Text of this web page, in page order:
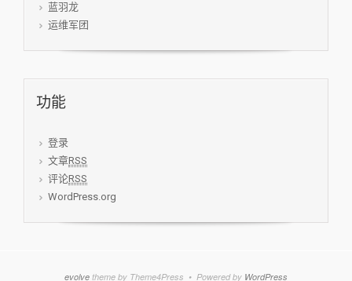
蓝羽龙
运维军团
功能
登录
文章RSS
评论RSS
WordPress.org
evolve theme by Theme4Press • Powered by WordPress